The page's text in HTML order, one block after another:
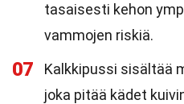
tasaisesti kehon
vammojen riskiä.
07
Kalkkipussi sisältää
joka pitää kädet